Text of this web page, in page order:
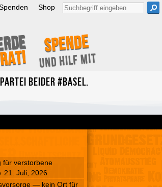
Shop
Suche
nach:
beider #Basel.
Spende
und hilf mit
verstorbene
21. Juli, 2026
— kein Ort für